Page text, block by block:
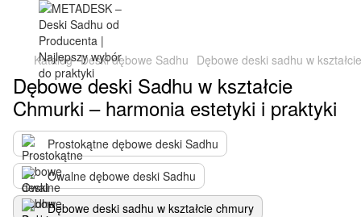
Katalog Deski dębowe Sadhu Dębowe deski sadhu w
Dębowe deski Sadhu w kształcie
Chmurki – harmonia estetyki i praktyki
Prostokątne dębowe deski Sadhu
Owalne dębowe deski Sadhu
Dębowe deski sadhu w kształcie chmury